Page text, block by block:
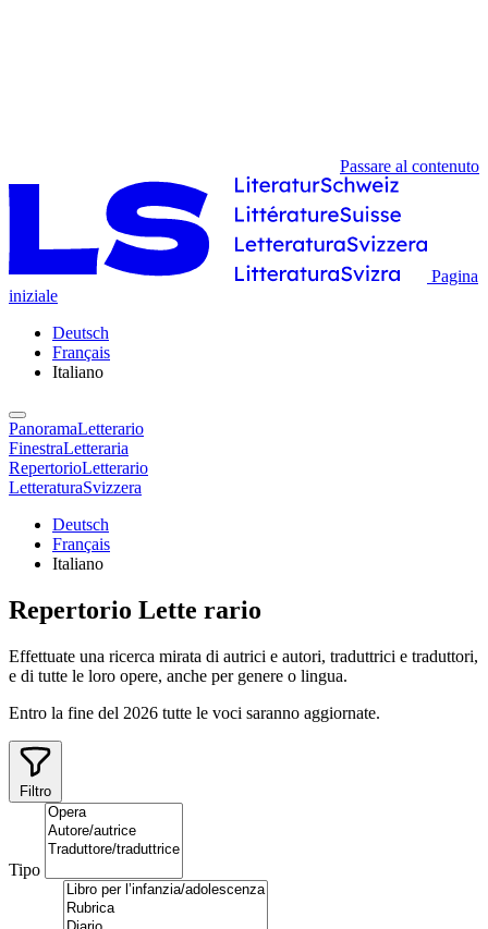
Passare al contenuto
Pagina
iniziale
Deutsch
Français
Italiano
PanoramaLetterario
FinestraLetteraria
RepertorioLetterario
LetteraturaSvizzera
Deutsch
Français
Italiano
Repertorio Lette rario
Effettuate una ricerca mirata di autrici e autori, traduttrici e traduttori,
e di tutte le loro opere, anche per genere o lingua.
Entro la fine del 2026 tutte le voci saranno aggiornate.
Filtro
Tipo